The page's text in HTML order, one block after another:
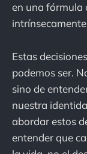
en una fórmula
Estas
podemos ser.
sino de
nuestra
abordar estos
entender que